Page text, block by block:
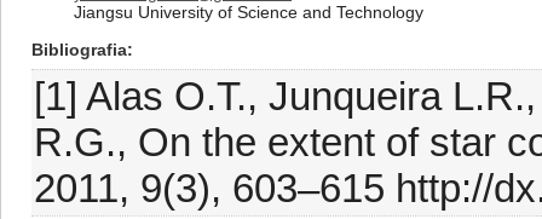
Jiangsu University of Science and Technology
Bibliografia
[1] Alas O.T., Junqueira
R.G., On the extent of star
2011, 9(3), 603–615 http://